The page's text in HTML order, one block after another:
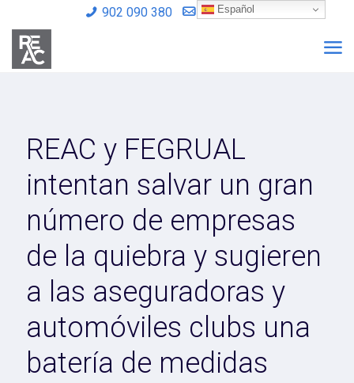
902 090 380 info@reac.es
REAC y FEGRUAL
intentan salvar un gran
número de empresas
de la quiebra y sugieren
a las aseguradoras y
automóviles clubs una
batería de medidas
Español